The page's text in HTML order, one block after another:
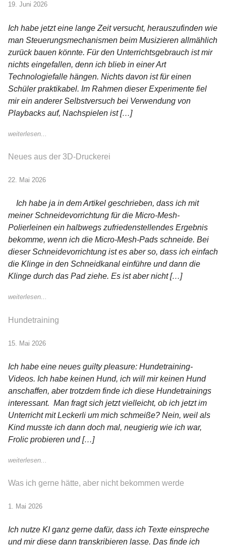
19. Juni 2026
Ich habe jetzt eine lange Zeit versucht, herauszufinden wie
man Steuerungsmechanismen beim Musizieren allmählich
zurück bauen könnte. Für den Unterrichtsgebrauch ist mir
nichts eingefallen, denn ich blieb in einer Art
Technologiefalle hängen. Nichts davon ist für einen
Schüler praktikabel. Im Rahmen dieser Experimente fiel
mir ein anderer Selbstversuch bei Verwendung von
Playbacks auf, Nachspielen ist […]
weiterlesen...
Neues aus der 3D-Druckerei
22. Mai 2026
Ich habe ja in dem Artikel geschrieben, dass ich mit
meiner Schneidevorrichtung für die Micro-Mesh-
Polierleinen ein halbwegs zufriedenstellendes Ergebnis
bekomme, wenn ich die Micro-Mesh-Pads schneide. Bei
dieser Schneidevorrichtung ist es aber so, dass ich einfach
die Klinge in den Schneidkanal einführe und dann die
Klinge durch das Pad ziehe. Es ist aber nicht […]
weiterlesen...
Hundetraining
15. Mai 2026
Ich habe eine neues guilty pleasure: Hundetraining-
Videos. Ich habe keinen Hund, ich will mir keinen Hund
anschaffen, aber trotzdem finde ich diese Hundetrainings
interessant. Man fragt sich jetzt vielleicht, ob ich jetzt im
Unterricht mit Leckerli um mich schmeiße? Nein, weil als
Kind musste ich dann doch mal, neugierig wie ich war,
Frolic probieren und […]
weiterlesen...
Was ich gerne hätte, aber nicht bekommen werde
1. Mai 2026
Ich nutze KI ganz gerne dafür, dass ich Texte einspreche
und mir diese dann transkribieren lasse. Das finde ich